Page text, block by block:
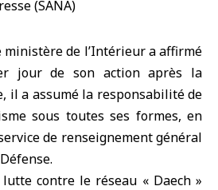
ministère de l’Intérieura affirmé
jour de son action après la
il a assumé la responsabilité de
sous toutes ses formes, en
de renseignement général
.
contre le réseau « Daech »